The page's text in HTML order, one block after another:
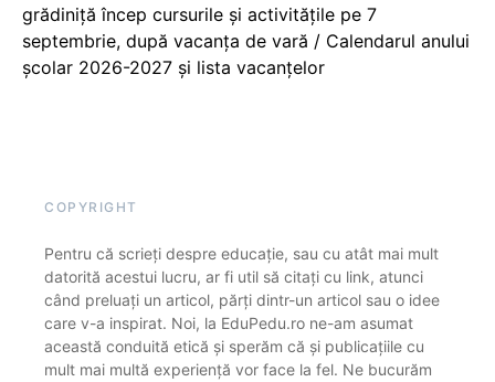
grădiniță încep cursurile și activitățile pe 7
septembrie, după vacanța de vară / Calendarul anului
școlar 2026-2027 și lista vacanțelor
COPYRIGHT
Pentru că scrieți despre educație, sau cu atât mai mult
datorită acestui lucru, ar fi util să citați cu link, atunci
când preluați un articol, părți dintr-un articol sau o idee
care v-a inspirat. Noi, la EduPedu.ro ne-am asumat
această conduită etică și sperăm că și publicațiile cu
mult mai multă experiență vor face la fel. Ne bucurăm